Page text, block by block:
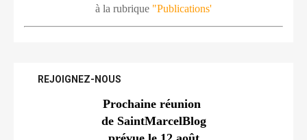
à la rubrique "Publications'
REJOIGNEZ-NOUS
Prochaine réunion
de SaintMarcelBlog